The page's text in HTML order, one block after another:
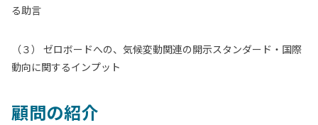
る助言
（３） ゼロボードへの、気候変動関連の開示スタンダード・国際
動向に関するインプット
顧問の紹介